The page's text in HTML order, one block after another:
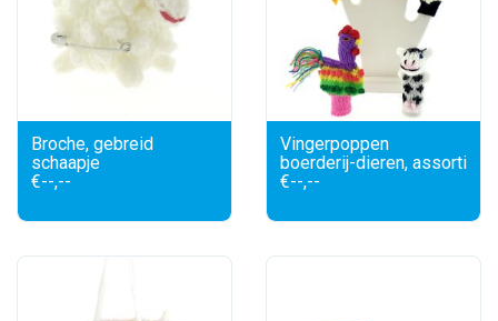
Broche, gebreid
schaapje
€--,--
Vingerpoppen
boerderij-dieren, assorti
€--,--